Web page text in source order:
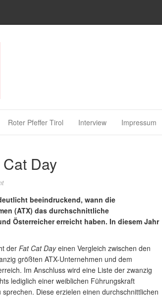
Roter Pfeffer Tirol Interview Impressum
Day
beeindruckend, wann die
(ATX) das durchschnittliche
Österreicher erreicht haben. In diesem Jahr
der Fat Cat Dayeinen Vergleich zwischen den
größten ATX-Unternehmen und dem
Im Anschluss wird eine Liste der zwanzig
lediglich einer weiblichen Führungskraft
Diese erzielen einen durchschnittlichen